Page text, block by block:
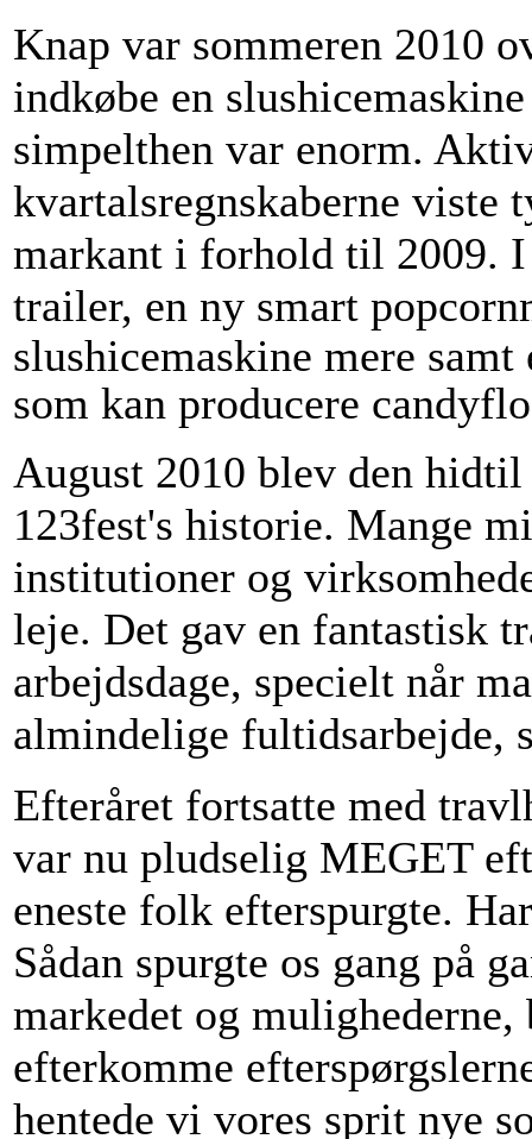
Knap var sommeren 2010
indkøbe en
simpelthen var enorm.
kvartalsregnskaberne viste
markant i forhold til 2009.
trailer, en ny smart
slushicemaskine mere
som kan producere
August 2010 blev den
123fest's historie. Mange
institutioner og
leje. Det gav en fantastisk
arbejdsdage, specielt når
almindelige fultidsarbejde,
Efteråret fortsatte med
var nu pludselig MEGET
eneste folk efterspurgte.
Sådan spurgte os gang på
markedet og
efterkomme
hentede vi vores sprit nye